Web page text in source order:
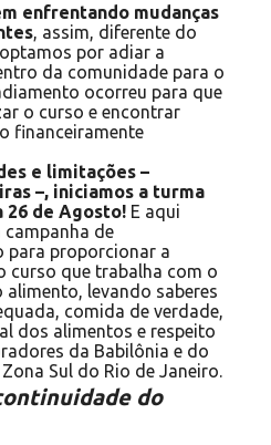
enfrentando mudanças
, assim, diferente do
por adiar a
da comunidade para o
ocorreu para que
o curso e encontrar
financeiramente
e limitações –
–, iniciamos a turma
26 de Agosto! E aqui
de
para proporcionar a
curso que trabalha com o
levando saberes
comida de verdade,
dos alimentos e respeito
da Babilônia e do
Sul do Rio de Janeiro.
do